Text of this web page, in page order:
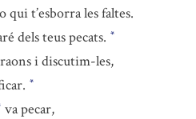
qui t’esborra les faltes.
dels teus pecats. *
i discutim-les,
*
va pecar,